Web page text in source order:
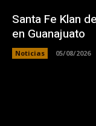
Santa Fe Klan
en Guanajuato
Noticias 05/08/2026